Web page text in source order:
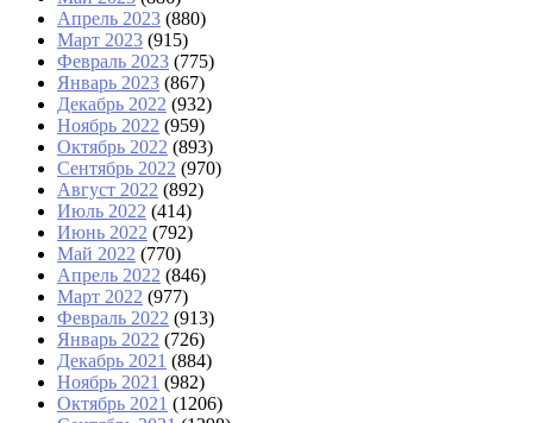
Апрель 2023 (880)
Март 2023 (915)
Февраль 2023 (775)
Январь 2023 (867)
Декабрь 2022 (932)
Ноябрь 2022 (959)
Октябрь 2022 (893)
Сентябрь 2022 (970)
Август 2022 (892)
Июль 2022 (414)
Июнь 2022 (792)
Май 2022 (770)
Апрель 2022 (846)
Март 2022 (977)
Февраль 2022 (913)
Январь 2022 (726)
Декабрь 2021 (884)
Ноябрь 2021 (982)
Октябрь 2021 (1206)